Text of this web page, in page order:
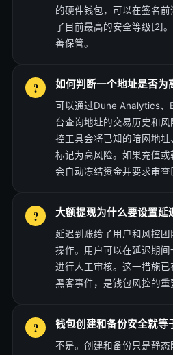
的硬件钱包，可以在签名
了目前最高的安全等级[2]
善保管。
如何判断一个地址是否为
可以通过Dune Analytics、
台查询地址的交易历史和
控工具会将已知的暗网地
标记为高风险。如果充值
会自动冻结资金并要求审查
大额提现为什么要设置延
延迟到账给了用户和风控
操作。用户可以在延迟期
进行人工审核。这一措施
黑客事件，是钱包风控的重
钱包创建和备份安全就等
不是。创建和备份只是静